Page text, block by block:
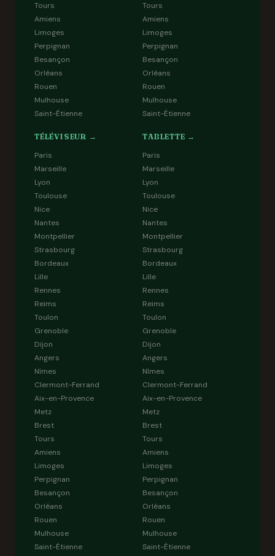
Tours
Amiens
Limoges
Perpignan
Besançon
Orléans
Rouen
Mulhouse
Saint-Étienne
Tours
Amiens
Limoges
Perpignan
Besançon
Orléans
Rouen
Mulhouse
Saint-Étienne
TÉLÉVISEUR →
Paris
Marseille
Lyon
Toulouse
Nice
Nantes
Montpellier
Strasbourg
Bordeaux
Lille
Rennes
Reims
Toulon
Grenoble
Dijon
Angers
Nîmes
Clermont-Ferrand
Aix-en-Provence
Metz
Brest
Tours
Amiens
Limoges
Perpignan
Besançon
Orléans
Rouen
Mulhouse
Saint-Étienne
TABLETTE →
Paris
Marseille
Lyon
Toulouse
Nice
Nantes
Montpellier
Strasbourg
Bordeaux
Lille
Rennes
Reims
Toulon
Grenoble
Dijon
Angers
Nîmes
Clermont-Ferrand
Aix-en-Provence
Metz
Brest
Tours
Amiens
Limoges
Perpignan
Besançon
Orléans
Rouen
Mulhouse
Saint-Étienne